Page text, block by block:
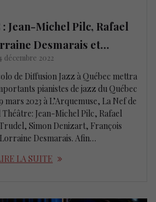
: Jean-Michel Pilc, Rafael
Desmarais et…
décembre 2022
de Diffusion Jazz à Québec mettra
pianistes de jazz du Québec
mars 2023 à L’Arquemuse, La Nef de
Jean-Michel Pilc, Rafael
Simon Denizart, François
Desmarais. Afin…
LA SUITE